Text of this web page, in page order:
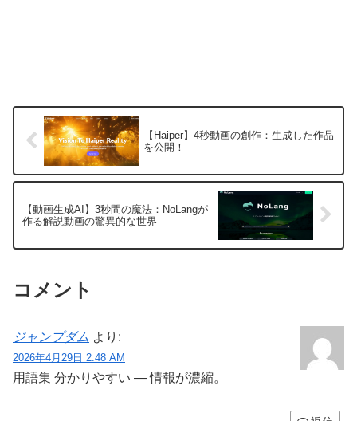
【Haiper】4秒動画の創作：生成した作品
を公開！
【動画生成AI】3秒間の魔法：NoLangが
作る解説動画の驚異的な世界
コメント
ジャンプダム より:
2026年4月29日 2:48 AM
用語集 分かりやすい — 情報が濃縮。